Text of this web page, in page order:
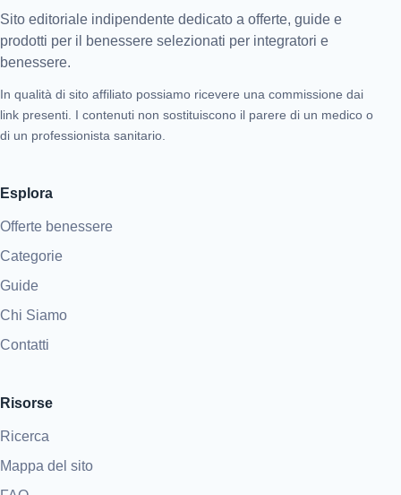
Sito editoriale indipendente dedicato a offerte, guide e
prodotti per il benessere selezionati per integratori e
benessere.
In qualità di sito affiliato possiamo ricevere una commissione dai
link presenti. I contenuti non sostituiscono il parere di un medico o
di un professionista sanitario.
Esplora
Offerte benessere
Categorie
Guide
Chi Siamo
Contatti
Risorse
Ricerca
Mappa del sito